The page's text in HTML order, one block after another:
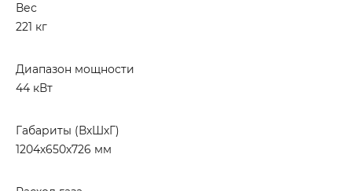
Вес
221 кг
Диапазон мощности
44 кВт
Габариты (ВхШхГ)
1204х650х726 мм